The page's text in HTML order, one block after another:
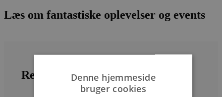
Læs om fantastiske oplevelser og events
Relaterede artikler
Denne hjemmeside
bruger cookies